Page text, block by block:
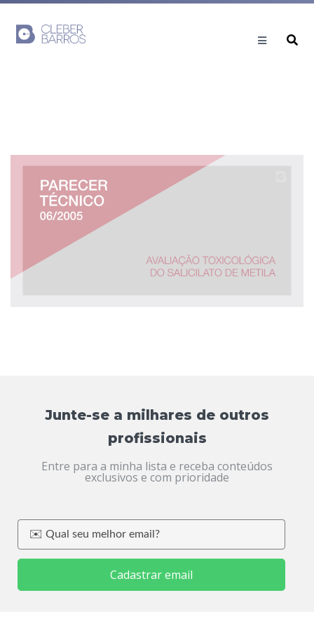
Junte-se a milhares de outros
profissionais
Entre para a minha lista e receba conteúdos
exclusivos e com prioridade
Cadastrar email